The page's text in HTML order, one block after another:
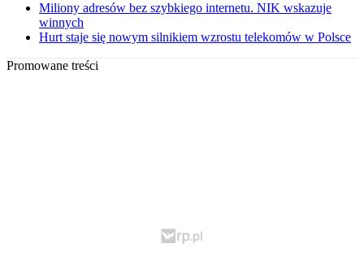
Miliony adresów bez szybkiego internetu. NIK wskazuje
winnych
Hurt staje się nowym silnikiem wzrostu telekomów w Polsce
Promowane treści